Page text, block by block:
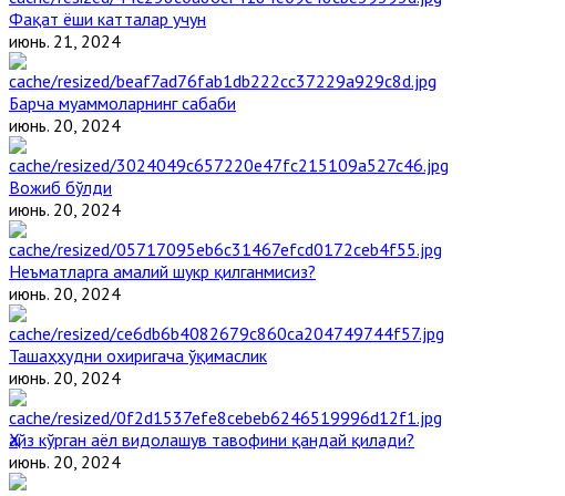
Фақат ёши катталар учун
июнь. 21, 2024
Барча муаммоларнинг сабаби
июнь. 20, 2024
Вожиб бўлди
июнь. 20, 2024
Неъматларга амалий шукр қилганмисиз?
июнь. 20, 2024
Ташаҳҳудни охиригача ўқимаслик
июнь. 20, 2024
Ҳайз кўрган аёл видолашув тавофини қандай қилади?
июнь. 20, 2024